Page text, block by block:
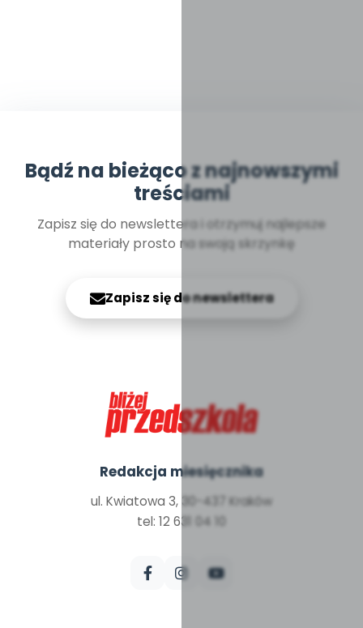
Bądź na bieżąco z najnowszymi
treściami
Zapisz się do newslettera i otrzymuj najlepsze
materiały prosto na swoją skrzynkę
Zapisz się do newslettera
Redakcja miesięcznika
ul. Kwiatowa 3, 30-437 Kraków
tel: 12 631 04 10